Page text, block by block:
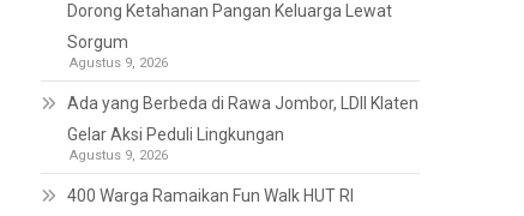
Dorong Ketahanan Pangan Keluarga Lewat
Sorgum
Agustus 9, 2026
Ada yang Berbeda di Rawa Jombor, LDII Klaten
Gelar Aksi Peduli Lingkungan
Agustus 9, 2026
400 Warga Ramaikan Fun Walk HUT RI